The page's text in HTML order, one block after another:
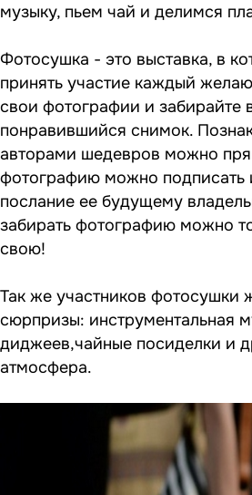
музыку, пьем чай и делимся
Фотосушка - это выставка, в
принять участие каждый
свои фотографии и забирайте
понравившийся снимок.
авторами шедевров можно
фотографию можно подписать
послание ее будущему
забирать фотографию можно
свою!
Так же участников фотосушки
сюрпризы: инструментальная
диджеев,чайные посиделки и
атмосфера.